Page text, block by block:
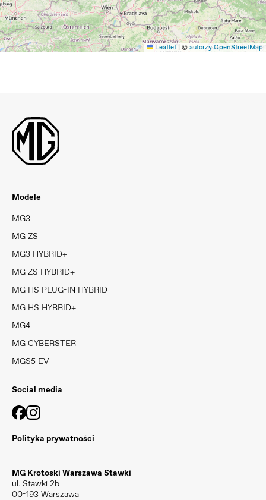
Leaflet © autorzy OpenStreetMap
Modele
MG3
MG ZS
MG3 HYBRID+
MG ZS HYBRID+
MG HS PLUG-IN HYBRID
MG HS HYBRID+
MG4
MG CYBERSTER
MGS5 EV
Social media
Polityka prywatności
MG Krotoski Warszawa Stawki
ul. Stawki 2b
00-193 Warszawa